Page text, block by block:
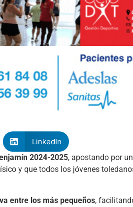
LinkedIn
2024-2025, apostando por
y que todos los jóvenes
entre los más pequeños,